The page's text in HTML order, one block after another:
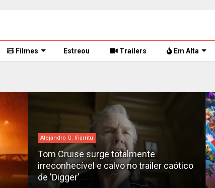
Filmes Estreou Trailers Em Alta
Alejandro G. Iñárritu
Tom Cruise surge totalmente
irreconhecível e calvo no trailer caótico
de 'Digger'